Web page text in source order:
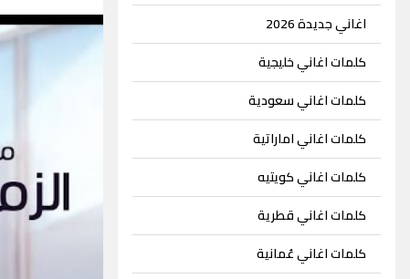
اغاني جديدة 2026
كلمات اغاني خليجية
كلمات اغاني سعودية
كلمات اغاني اماراتية
كلمات اغاني كويتيه
كلمات اغاني قطرية
كلمات اغاني عُمانية